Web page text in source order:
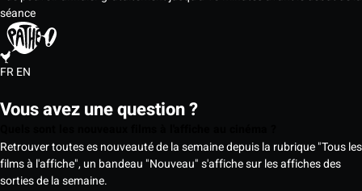
séance
FREN
Vous avez une question ?
Retrouver toutes es nouveauté de la semaine depuis la rubrique "Tous les
films à l'affiche", un bandeau "Nouveau" s'affiche sur les affiches des
sorties de la semaine.